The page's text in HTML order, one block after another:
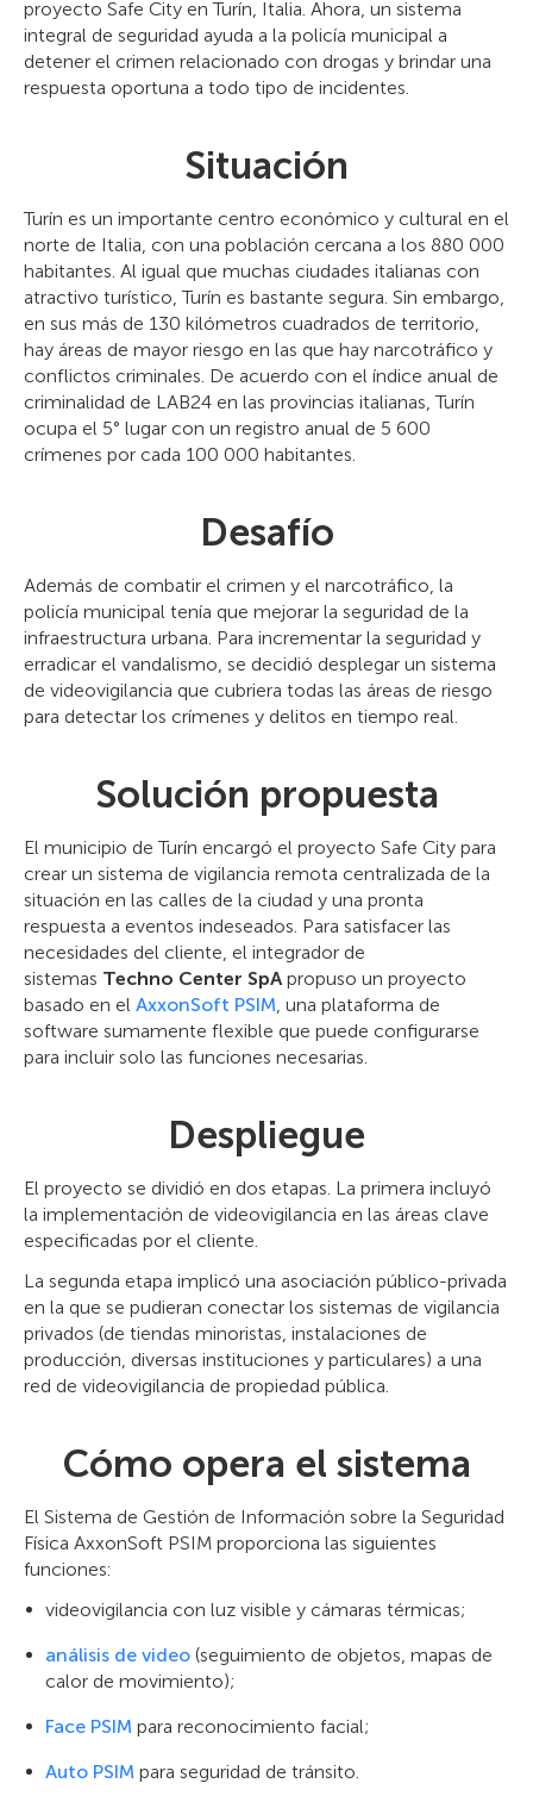
proyecto Safe City en Turín, Italia. Ahora, un sistema
integral de seguridad ayuda a la policía municipal a
detener el crimen relacionado con drogas y brindar una
respuesta oportuna a todo tipo de incidentes.
Situación
Turín es un importante centro económico y cultural en el
norte de Italia, con una población cercana a los 880 000
habitantes. Al igual que muchas ciudades italianas con
atractivo turístico, Turín es bastante segura. Sin embargo,
en sus más de 130 kilómetros cuadrados de territorio,
hay áreas de mayor riesgo en las que hay narcotráfico y
conflictos criminales. De acuerdo con el índice anual de
criminalidad de LAB24 en las provincias italianas, Turín
ocupa el 5° lugar con un registro anual de 5 600
crímenes por cada 100 000 habitantes.
Desafío
Además de combatir el crimen y el narcotráfico, la
policía municipal tenía que mejorar la seguridad de la
infraestructura urbana. Para incrementar la seguridad y
erradicar el vandalismo, se decidió desplegar un sistema
de videovigilancia que cubriera todas las áreas de riesgo
para detectar los crímenes y delitos en tiempo real.
Solución propuesta
El municipio de Turín encargó el proyecto Safe City para
crear un sistema de vigilancia remota centralizada de la
situación en las calles de la ciudad y una pronta
respuesta a eventos indeseados. Para satisfacer las
necesidades del cliente, el integrador de
sistemas Techno Center SpA propuso un proyecto
basado en el AxxonSoft PSIM, una plataforma de
software sumamente flexible que puede configurarse
para incluir solo las funciones necesarias.
Despliegue
El proyecto se dividió en dos etapas. La primera incluyó
la implementación de videovigilancia en las áreas clave
especificadas por el cliente.
La segunda etapa implicó una asociación público-privada
en la que se pudieran conectar los sistemas de vigilancia
privados (de tiendas minoristas, instalaciones de
producción, diversas instituciones y particulares) a una
red de videovigilancia de propiedad pública.
Cómo opera el sistema
El Sistema de Gestión de Información sobre la Seguridad
Física AxxonSoft PSIM proporciona las siguientes
funciones:
videovigilancia con luz visible y cámaras térmicas;
análisis de video (seguimiento de objetos, mapas de
calor de movimiento);
Face PSIM para reconocimiento facial;
Auto PSIM para seguridad de tránsito.